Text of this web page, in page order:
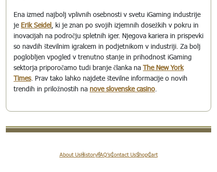
Ena izmed najbolj vplivnih osebnosti v svetu iGaming industrije
je Erik Seidel , ki je znan po svojih izjemnih dosežkih v pokru in
inovacijah na področju spletnih iger. Njegova kariera in prispevki
so navdih številnim igralcem in podjetnikom v industriji. Za bolj
poglobljen vpogled v trenutno stanje in prihodnost iGaming
sektorja priporočamo tudi branje članka na The New York
Times. Prav tako lahko najdete številne informacije o novih
trendih in priložnostih na nove slovenske casino
About UsHistoryFAQ’sContact UsShopCart